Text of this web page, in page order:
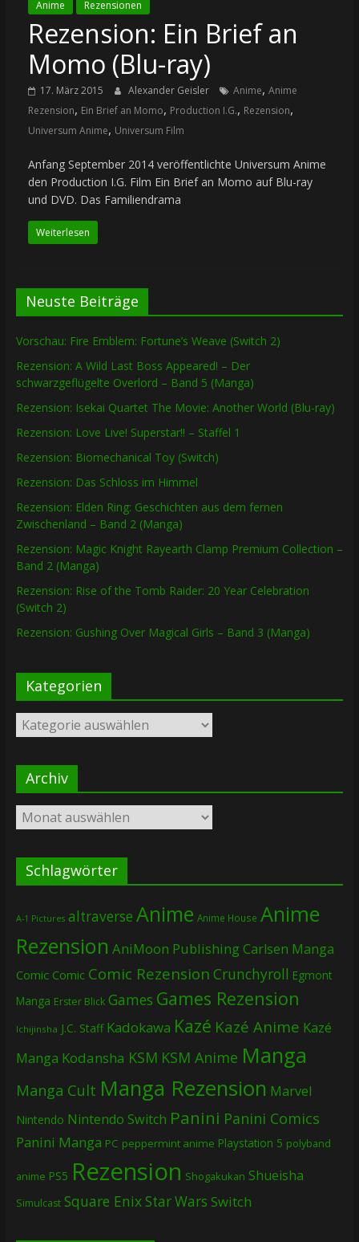
Anime Rezensionen
Rezension: Ein Brief an
Momo (Blu-ray)
17. März 2015 Alexander Geisler Anime, Anime
Rezension, Ein Brief an Momo, Production I.G., Rezension,
Universum Anime, Universum Film
Anfang September 2014 veröffentlichte Universum Anime
den Production I.G. Film Ein Brief an Momo auf Blu-ray
und DVD. Das Familiendrama
Weiterlesen
Neuste Beiträge
Vorschau: Fire Emblem: Fortune’s Weave (Switch 2)
Rezension: A Wild Last Boss Appeared! – Der
schwarzgeflügelte Overlord – Band 5 (Manga)
Rezension: Isekai Quartet The Movie: Another World (Blu-ray)
Rezension: Love Live! Superstar!! – Staffel 1
Rezension: Biomechanical Toy (Switch)
Rezension: Das Schloss im Himmel
Rezension: Elden Ring: Geschichten aus dem fernen
Zwischenland – Band 2 (Manga)
Rezension: Magic Knight Rayearth Clamp Premium Collection –
Band 2 (Manga)
Rezension: Rise of the Tomb Raider: 20 Year Celebration
(Switch 2)
Rezension: Gushing Over Magical Girls – Band 3 (Manga)
Kategorien
Kategorien
Archiv
Archiv
Schlagwörter
A-1 Pictures altraverse Anime Anime House Anime
Rezension AniMoon PublishingCarlsen Manga
Comic Comic Comic Rezension Crunchyroll Egmont
Manga Erster Blick Games Games Rezension
Ichijinsha J.C. Staff Kadokawa Kazé Kazé Anime Kazé
Manga Kodansha KSM KSM Anime Manga
Manga Cult Manga Rezension Marvel
Nintendo Nintendo Switch Panini Panini Comics
Panini Manga PC peppermint anime Playstation 5 polyband
anime PS5 Rezension Shogakukan Shueisha
Simulcast Square EnixStar Wars Switch